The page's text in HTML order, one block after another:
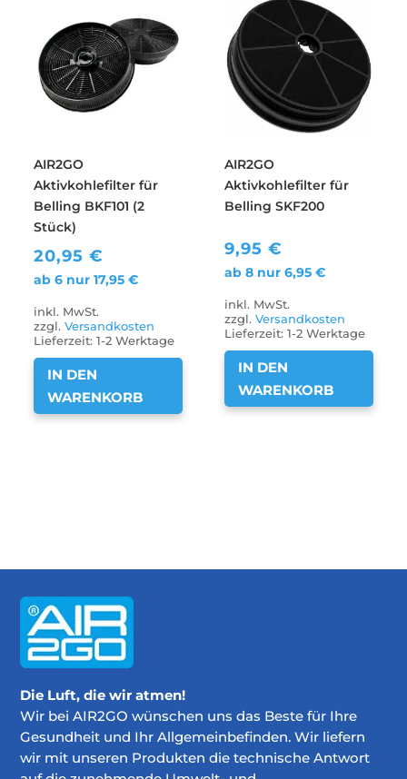
AIR2GO
Aktivkohlefilter für
Belling BKF101 (2
Stück)
20,95€
ab 6 nur17,95€
inkl. MwSt.
zzgl.Versandkosten
Lieferzeit:1-2 Werktage
IN DEN
WARENKORB
AIR2GO
Aktivkohlefilter für
Belling SKF200
9,95€
ab 8 nur6,95€
inkl. MwSt.
zzgl.Versandkosten
Lieferzeit:1-2 Werktage
IN DEN
WARENKORB
Die Luft, die wir atmen!
Wir bei AIR2GO wünschen uns das Beste für Ihre
Gesundheit und Ihr Allgemeinbefinden. Wir liefern
wir mit unseren Produkten die technische Antwort